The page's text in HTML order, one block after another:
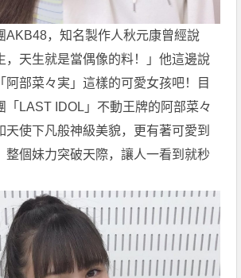
AKB48，知名製作人秋元康曾經說
，天生就是當偶像的料！」他這邊說
阿部菜々実」這樣的可愛女孩吧！目
「LAST IDOL」不動王牌的阿部菜々
天使下凡般神級美貌，更有著可愛到
整個妹力突破天際，讓人一看到就秒